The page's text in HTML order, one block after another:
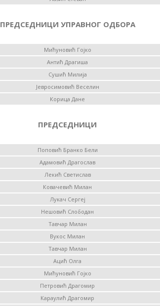
ПРЕДСЕДНИЦИ УПРАВНОГ ОДБОРА
Мићуновић Гојко
Антић Драгиша
Сушић Милија
Јевросимовић Веселин
Корица Дане
ПРЕДСЕДНИЦИ
Поповић Бранко Бели
Адамовић Драгослав
Лекић Светислав
Ковачевић Милан
Лукач Сергеј
Нешовић Слободан
Тавчар Милан
Вукос Милан
Тавчар Милан
Ацић Олга
Мићуновић Гојко
Петровић Драгомир
Караулић Драгомир